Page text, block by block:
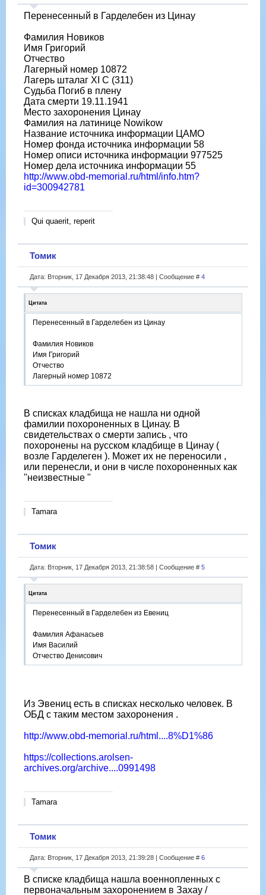
Перенесенный в Гарделебен из Цинау
Фамилия Новиков
Имя Григорий
Отчество
Лагерный номер 10872
Лагерь шталаг XI C (311)
Судьба Погиб в плену
Дата смерти 19.11.1941
Место захоронения Цинау
Фамилия на латинице Nowikow
Название источника информации ЦАМО
Номер фонда источника информации 58
Номер описи источника информации 977525
Номер дела источника информации 55
http://www.obd-memorial.ru/html/info.htm?
id=300942781
Qui quaerit, reperit
Томик
Дата: Вторник, 17 Декабря 2013, 21:38:48 | Сообщение # 4
Цитата
Перенесенный в Гарделебен из Цинау
Фамилия Новиков
Имя Григорий
Отчество
Лагерный номер 10872
В списках кладбища не нашла ни одной
фамилии похороненных в Цинау. В
свидетельствах о смерти запись , что
похоронены на русском кладбище в Цинау (
возле Гарделеген ). Может их не переносили ,
или перенесли, и они в числе похороненных как
"неизвестные "
Tamara
Томик
Дата: Вторник, 17 Декабря 2013, 21:38:58 | Сообщение # 5
Цитата
Перенесенный в Гарделебен из Евениц
Фамилия Афанасьев
Имя Василий
Отчество Денисович
Из Эвениц есть в списках несколько человек. В
ОБД с таким местом захоронения .
http://www.obd-memorial.ru/html....8%D1%86
https://collections.arolsen-
archives.org/archive....0991498
Tamara
Томик
Дата: Вторник, 17 Декабря 2013, 21:39:28 | Сообщение # 6
В списке кладбища нашла военнопленных с
первоначальным захоронением в Захау /